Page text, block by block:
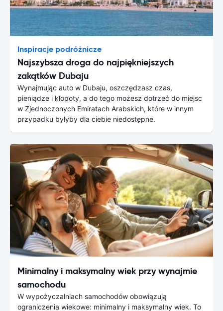
Inspiracje podróżnicze
Najszybsza droga do najpiękniejszych
zakątków Dubaju
Wynajmując auto w Dubaju, oszczędzasz czas,
pieniądze i kłopoty, a do tego możesz dotrzeć do miejsc
w Zjednoczonych Emiratach Arabskich, które w innym
przypadku byłyby dla ciebie niedostępne.
Minimalny i maksymalny wiek przy wynajmie
samochodu
W wypożyczalniach samochodów obowiązują
ograniczenia wiekowe: minimalny i maksymalny wiek. To